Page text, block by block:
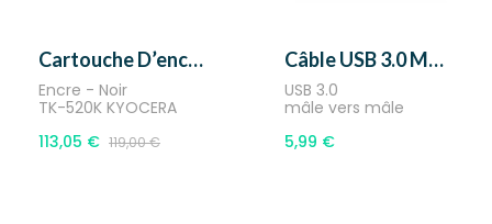
Cartouche D’encre Noir -...
Encre - Noir
TK-520K KYOCERA
113,05 € 119,00 €
Câble USB 3.0 Mâle Vers...
USB 3.0
mâle vers mâle
5,99 €